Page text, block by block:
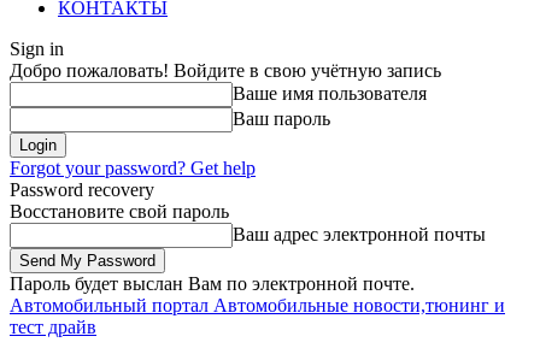
КОНТАКТЫ
Sign in
Добро пожаловать! Войдите в свою учётную запись
Ваше имя пользователя
Ваш пароль
Forgot your password? Get help
Password recovery
Восстановите свой пароль
Ваш адрес электронной почты
Пароль будет выслан Вам по электронной почте.
Автомобильный портал Автомобильные новости,тюнинг и
тест драйв